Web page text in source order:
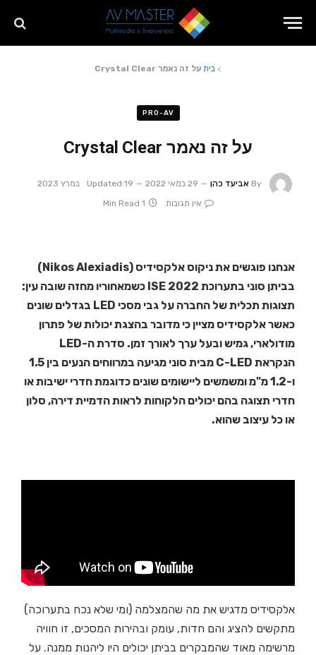
> בית על זה נאמר Crystal Clear
PRO-AV
על זה נאמר Crystal Clear
By אביעד כהן 29 במאי 2022 Updated:19 במרץ 2023
אין תגובות
1 Min Read
אנחנו פוגשים את ניקוס אלקסידיס (Nikos Alexiadis)
בביתן סוני בתערוכת ISE 2022 כשמאחוריו מחזה שובה עין:
תצוגות תכלית של החברה על גבי מסכי LED בגדלים שונים
כאשר אלקסידיס מציין כי מדובר בהצגת יכולות של פתרון
מודולארי, גמיש ובעל ערך לאורך זמן. סדרת ה-LED
הנקראת C-LED מבית סוני מגיעה במרווחים הנעים בין 1.5
ו-1.2 מ"מ ומשמשים ליישומים שונים כדוגמת חדרי ישיבות או
חדרי תצוגה בהם יכולים הלקוחות לראות הדמיית דירה, סלון
או כל עיצוב שהוא.
אלקסידיס מדגיש את מה שהמצלמה (ומי שלא נכח בתערוכה)
מתקשים להציג והם חדות, עומק ובהירות המסכים, זו חוויה
מרשימה מאוד שהמבקרים בביתן יכולים היו ליהנות ממנה. על